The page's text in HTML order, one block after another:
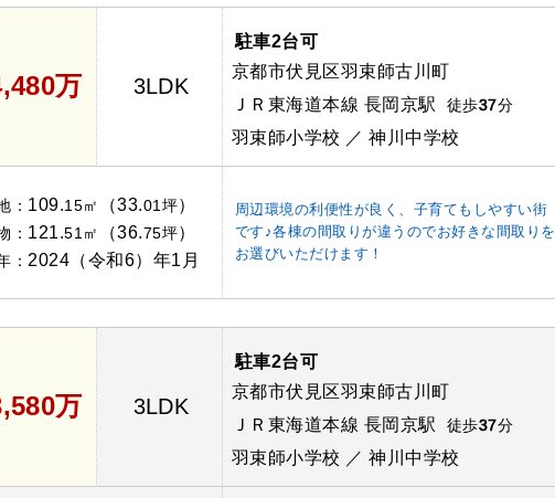
万 3LDK
駐車2台可
京都市伏見区羽束師古川町
ＪＲ東海道本線 長岡京駅
徒歩37分
羽束師小学校 ／ 神川中学校
： 109.15㎡ （33.01坪）
： 121.51㎡ （36.75坪）
： 2024（令和6）年1月
周辺環境の利便性が良く、子育てもしやすい街
です♪各棟の間取りが違うのでお好きな間取りを
お選びいただけます！
万 3LDK
駐車2台可
京都市伏見区羽束師古川町
ＪＲ東海道本線 長岡京駅
徒歩37分
羽束師小学校 ／ 神川中学校